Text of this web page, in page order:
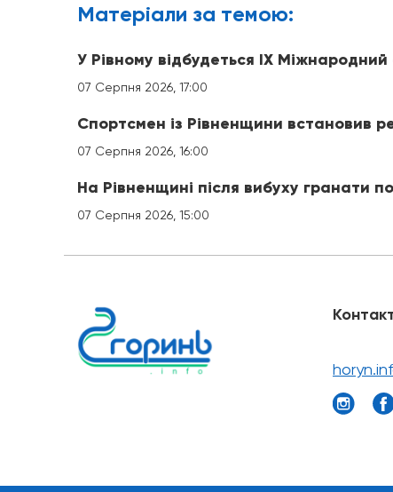
Матерiали за темою:
У Рівному відбудеться IX
07 Серпня 2026, 17:00
Спортсмен із Рівненщини встановив
07 Серпня 2026, 16:00
На Рівненщині після вибуху гранати
07 Серпня 2026, 15:00